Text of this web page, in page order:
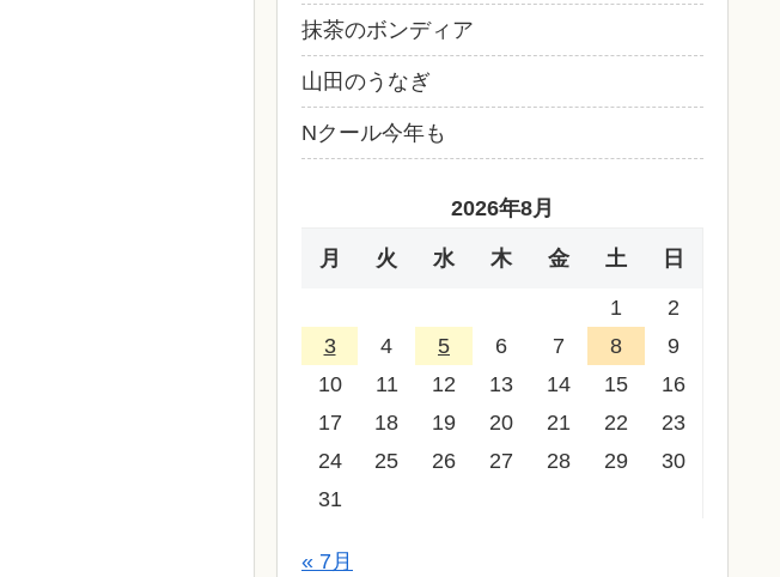
抹茶のボンディア
山田のうなぎ
Nクール今年も
2026年8月
月 火 水 木 金 土 日
1
2
3
4 5 6 7 8
9
10
11 12 13 14 15
16
17
18 19 20 21 22
23
24
25 26 27 28 29
30
31
« 7月